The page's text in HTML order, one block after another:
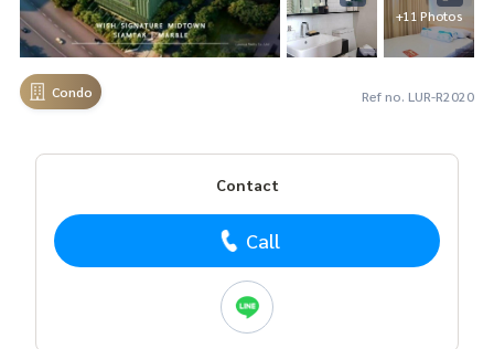
+11 Photos
Condo Ref no. LUR-R2020
Contact
Call